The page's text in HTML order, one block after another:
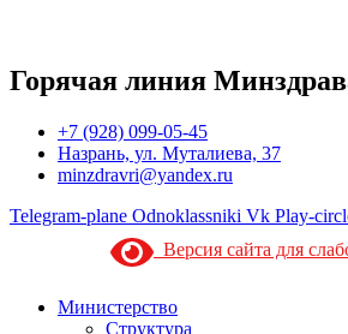
Горячая линия
+7 (928) 099-05-45
Назрань, ул. Муталиева, 37
minzdravri@yandex.ru
Telegram-plane Odnoklassniki Vk Play-
Версия сайта для
Министерство
Структура